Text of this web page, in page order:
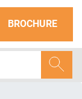
BROCHURE